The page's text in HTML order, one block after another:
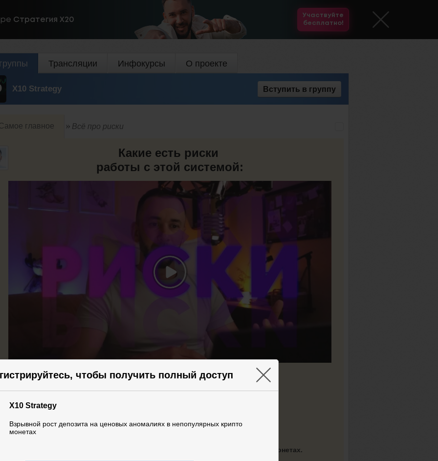
чтобы получить полный доступ
X10 Strategy
Взрывной рост депозита на ценовых аномалиях в непопулярных крипто
монетах
×
Стратегия Х20
Участвуйте
бесплатно!
Трансляции Инфокурсы О проекте
X10 Strategy Вступить в группу
главное Всё про риски
Какие есть риски
работы с этой системой:
ценовых аномалиях в непопулярных крипто монетах.